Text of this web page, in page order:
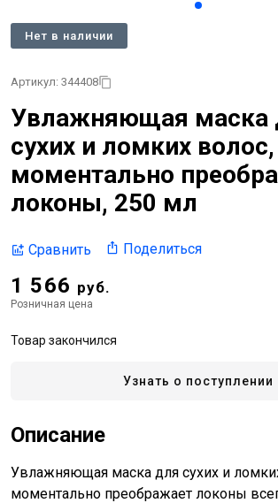
Нет в наличии
Артикул: 344408
Увлажняющая маска
сухих и ломких волос,
моментально
локоны, 250 мл
Сравнить Поделиться
1 566 руб.
Розничная цена
Товар закончился
Узнать о поступлении
Описание
Увлажняющая маска для сухих и
моментально преображает локоны